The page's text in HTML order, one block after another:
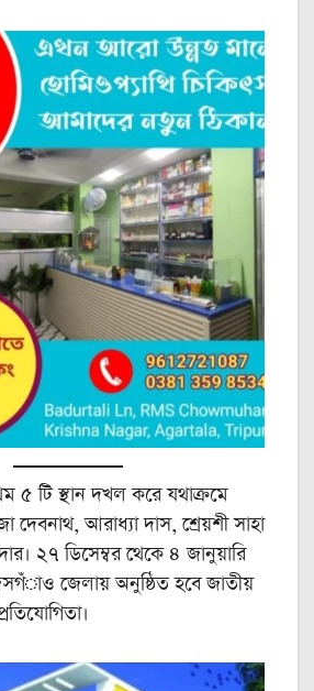
৫ টি স্থান দখল করে যথাক্রমে
দেবনাথ, আরাধ্যা দাস, শ্রেয়শী সাহা
২৭ ডিসেম্বর থেকে ৪ জানুয়ারি
জসগঁাও জেলায় অনুষ্ঠিত হবে জাতীয়